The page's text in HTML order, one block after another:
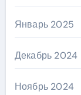
Январь 2025
Декабрь 2024
Ноябрь 2024